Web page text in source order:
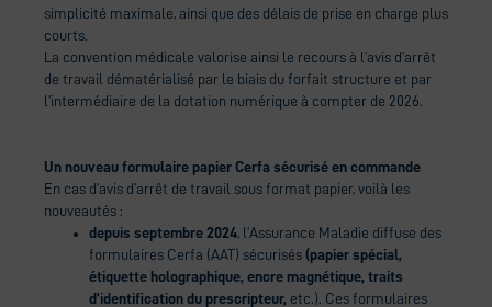
simplicité maximale, ainsi que des délais de prise en charge plus
courts.
La convention médicale valorise ainsi le recours à l’avis d’arrêt
de travail dématérialisé par le biais du forfait structure et par
l’intermédiaire de la dotation numérique à compter de 2026.
Un nouveau formulaire papier Cerfa sécurisé en commande
En cas d’avis d’arrêt de travail sous format papier, voilà les
nouveautés :
depuis septembre 2024, l’Assurance Maladie diffuse des
formulaires Cerfa (AAT) sécurisés(papier spécial,
étiquette holographique, encre magnétique, traits
d’identification du prescripteur, etc.). Ces formulaires